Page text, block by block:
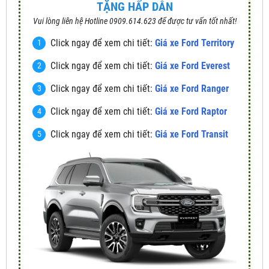
TẶNG HẤP DẪN
Vui lòng liên hệ Hotline 0909.614.623 để được tư vấn tốt nhất!
Click ngay để xem chi tiết: Giá xe Ford Territory
Click ngay để xem chi tiết: Giá xe Ford Everest
Click ngay để xem chi tiết: Giá xe Ford Ranger
Click ngay để xem chi tiết: Giá xe Ford Raptor
Click ngay để xem chi tiết: Giá xe Ford Transit